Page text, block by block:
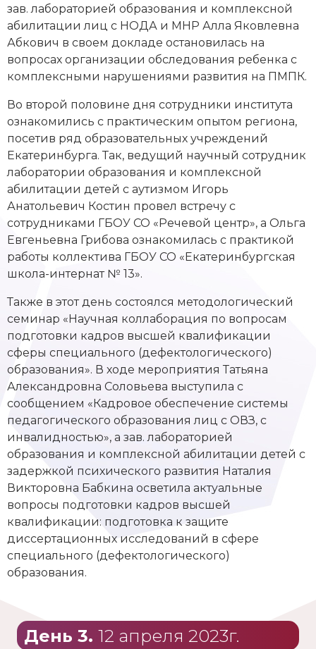
зав. лабораторией образования и комплексной
абилитации лиц с НОДА и МНР Алла Яковлевна
Абкович в своем докладе остановилась на
вопросах организации обследования ребенка с
комплексными нарушениями развития на ПМПК.
Во второй половине дня сотрудники института
ознакомились с практическим опытом региона,
посетив ряд образовательных учреждений
Екатеринбурга. Так, ведущий научный сотрудник
лаборатории образования и комплексной
абилитации детей с аутизмом Игорь
Анатольевич Костин провел встречу с
сотрудниками ГБОУ СО «Речевой центр», а Ольга
Евгеньевна Грибова ознакомилась с практикой
работы коллектива ГБОУ СО «Екатеринбургская
школа-интернат № 13».
Также в этот день состоялся методологический
семинар «Научная коллаборация по вопросам
подготовки кадров высшей квалификации
сферы специального (дефектологического)
образования». В ходе мероприятия Татьяна
Александровна Соловьева выступила с
сообщением «Кадровое обеспечение системы
педагогического образования лиц с ОВЗ, с
инвалидностью», а зав. лабораторией
образования и комплексной абилитации детей с
задержкой психического развития Наталия
Викторовна Бабкина осветила актуальные
вопросы подготовки кадров высшей
квалификации: подготовка к защите
диссертационных исследований в сфере
специального (дефектологического)
образования.
День 3. 12 апреля 2023г.